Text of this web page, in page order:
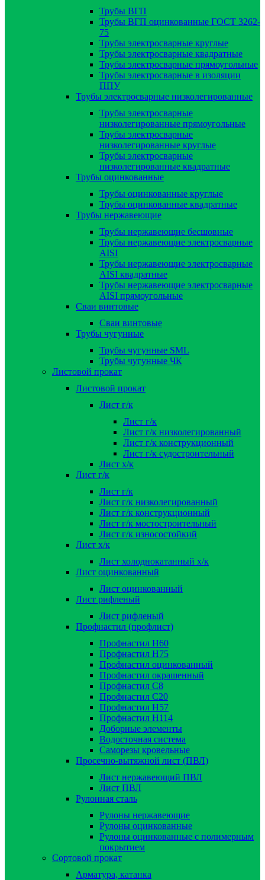
Трубы ВГП
Трубы ВГП оцинкованные ГОСТ 3262-
75
Трубы электросварные круглые
Трубы электросварные квадратные
Трубы электросварные прямоугольные
Трубы электросварные в изоляции
ППУ
Трубы электросварные низколегированные
Трубы электросварные
низколегированные прямоугольные
Трубы электросварные
низколегированные круглые
Трубы электросварные
низколегированные квадратные
Трубы оцинкованные
Трубы оцинкованные круглые
Трубы оцинкованные квадратные
Трубы нержавеющие
Трубы нержавеющие бесшовные
Трубы нержавеющие электросварные
AISI
Трубы нержавеющие электросварные
AISI квадратные
Трубы нержавеющие электросварные
AISI прямоугольные
Сваи винтовые
Сваи винтовые
Трубы чугунные
Трубы чугунные SML
Трубы чугунные ЧК
Листовой прокат
Листовой прокат
Лист г/к
Лист г/к
Лист г/к низколегированный
Лист г/к конструкционный
Лист г/к судостроительный
Лист х/к
Лист г/к
Лист г/к
Лист г/к низколегированный
Лист г/к конструкционный
Лист г/к мостостроительный
Лист г/к износостойкий
Лист х/к
Лист холоднокатанный х/к
Лист оцинкованный
Лист оцинкованный
Лист рифленый
Лист рифленый
Профнастил (профлист)
Профнастил Н60
Профнастил Н75
Профнастил оцинкованный
Профнастил окрашенный
Профнастил С8
Профнастил С20
Профнастил Н57
Профнастил Н114
Доборные элементы
Водосточная система
Саморезы кровельные
Просечно-вытяжной лист (ПВЛ)
Лист нержавеющий ПВЛ
Лист ПВЛ
Рулонная сталь
Рулоны нержавеющие
Рулоны оцинкованные
Рулоны оцинкованные с полимерным
покрытием
Сортовой прокат
Арматура, катанка